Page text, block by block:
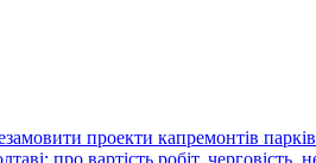
проекти капремонтів